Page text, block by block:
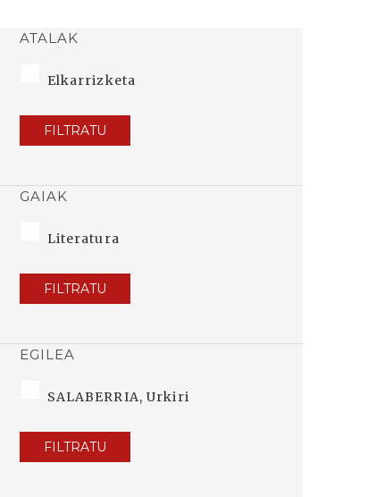
ATALAK
Elkarrizketa
FILTRATU
GAIAK
Literatura
FILTRATU
EGILEA
SALABERRIA, Urkiri
FILTRATU